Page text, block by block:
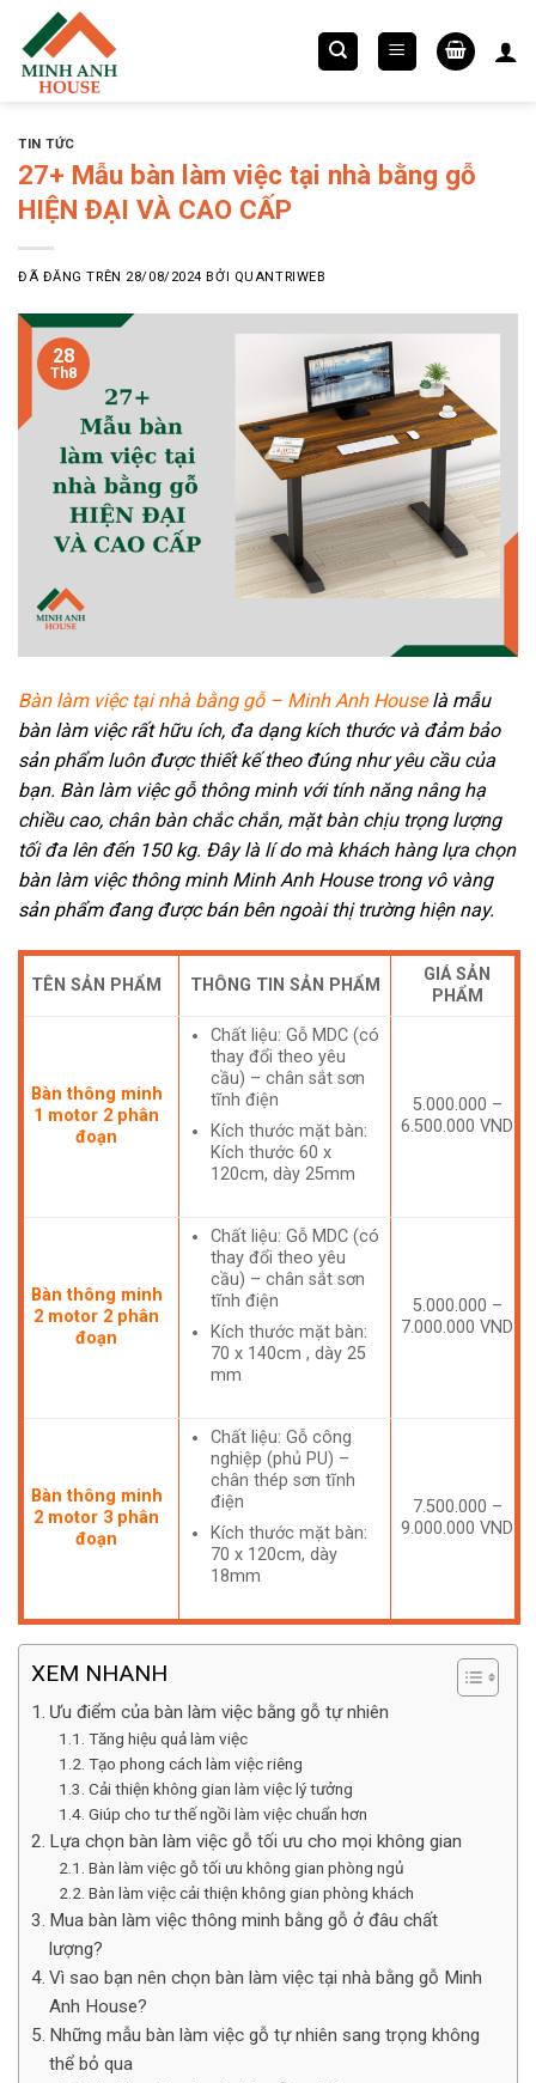
Chuyển
đến
nội
TIN TỨC
27+ Mẫu bàn làm việc tại nhà bằng gỗ
HIỆN ĐẠI VÀ CAO CẤP
ĐÃ ĐĂNG TRÊN 28/08/2024 BỞI QUANTRIWEB
28
Th8
Bàn làm việc tại nhà bằng gỗ– Minh Anh Houselà mẫu
bàn làm việc rất hữu ích, đa dạng kích thước và đảm bảo
sản phẩm luôn được thiết kế theo đúng như yêu cầu của
bạn. Bàn làm việc gỗ thông minh với tính năng nâng hạ
chiều cao, chân bàn chắc chắn, mặt bàn chịu trọng lượng
tối đa lên đến 150 kg. Đây là lí do mà khách hàng lựa chọn
bàn làm việc thông minh Minh Anh House trong vô vàng
sản phẩm đang được bán bên ngoài thị trường hiện nay.
TÊN SẢN PHẨM THÔNG TIN SẢN PHẨM
GIÁ SẢN
PHẨM
Bàn thông minh
1 motor 2 phân
đoạn
Chất liệu: Gỗ MDC (có
thay đổi theo yêu
cầu) – chân sắt sơn
tĩnh điện
Kích thước mặt bàn:
Kích thước 60 x
120cm, dày 25mm
5.000.000 –
6.500.000 VND
Bàn thông minh
2 motor 2 phân
đoạn
Chất liệu: Gỗ MDC (có
thay đổi theo yêu
cầu) – chân sắt sơn
tĩnh điện
Kích thước mặt bàn:
70 x 140cm , dày 25
mm
5.000.000 –
7.000.000 VND
Bàn thông minh
2 motor 3 phân
đoạn
Chất liệu: Gỗ công
nghiệp (phủ PU) –
chân thép sơn tĩnh
điện
Kích thước mặt bàn:
70 x 120cm, dày
18mm
7.500.000 –
9.000.000 VND
XEM NHANH
Ưu điểm của bàn làm việc bằng gỗ tự nhiên
Tăng hiệu quả làm việc
Tạo phong cách làm việc riêng
Cải thiện không gian làm việc lý tưởng
Giúp cho tư thế ngồi làm việc chuẩn hơn
Lựa chọn bàn làm việc gỗ tối ưu cho mọi không gian
Bàn làm việc gỗ tối ưu không gian phòng ngủ
Bàn làm việc cải thiện không gian phòng khách
Mua bàn làm việc thông minh bằng gỗ ở đâu chất
lượng?
Vì sao bạn nên chọn bàn làm việc tại nhà bằng gỗ Minh
Anh House?
Những mẫu bàn làm việc gỗ tự nhiên sang trọng không
thể bỏ qua